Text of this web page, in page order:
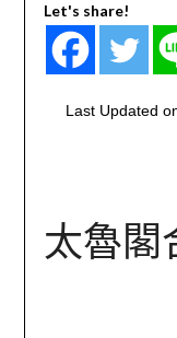
Let's share!
Last Updated
太魯閣